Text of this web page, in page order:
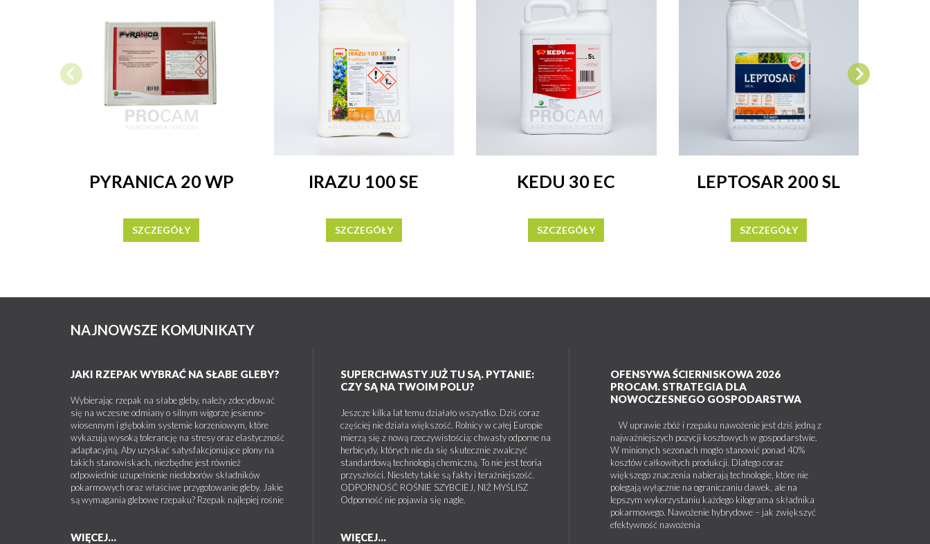
PYRANICA 20 WP
SZCZEGÓŁY
IRAZU 100 SE
SZCZEGÓŁY
KEDU 30 EC
SZCZEGÓŁY
LEPTOSAR 200 SL
SZCZEGÓŁY
NAJNOWSZE KOMUNIKATY
JAKI RZEPAK WYBRAĆ NA SŁABE GLEBY?
Wybierając rzepak na słabe gleby, należy zdecydować
się na wczesne odmiany o silnym wigorze jesienno-
wiosennym i głębokim systemie korzeniowym, które
wykazują wysoką tolerancję na stresy oraz elastyczność
adaptacyjną. Aby uzyskać satysfakcjonujące plony na
takich stanowiskach, niezbędne jest również
odpowiednie uzupełnienie niedoborów składników
pokarmowych oraz właściwe przygotowanie gleby. Jakie
są wymagania glebowe rzepaku? Rzepak najlepiej rośnie
WIĘCEJ...
SUPERCHWASTY JUŻ TU SĄ. PYTANIE:
CZY SĄ NA TWOIM POLU?
Jeszcze kilka lat temu działało wszystko. Dziś coraz
częściej nie działa większość. Rolnicy w całej Europie
mierzą się z nową rzeczywistością: chwasty odporne na
herbicydy, których nie da się skutecznie zwalczyć
standardową technologią chemiczną. To nie jest teoria
przyszłości. Niestety takie są fakty i teraźniejszość.
ODPORNOŚĆ ROŚNIE SZYBCIEJ, NIŻ MYŚLISZ
Odporność nie pojawia się nagle.
WIĘCEJ...
OFENSYWA ŚCIERNISKOWA 2026
PROCAM. STRATEGIA DLA
NOWOCZESNEGO GOSPODARSTWA
W uprawie zbóż i rzepaku nawożenie jest dziś jedną z
najważniejszych pozycji kosztowych w gospodarstwie.
W minionych sezonach mogło stanowić ponad 40%
kosztów całkowitych produkcji. Dlatego coraz
większego znaczenia nabierają technologie, które nie
polegają wyłącznie na ograniczaniu dawek, ale na
lepszym wykorzystaniu każdego kilograma składnika
pokarmowego. Nawożenie hybrydowe – jak zwiększyć
efektywność nawożenia